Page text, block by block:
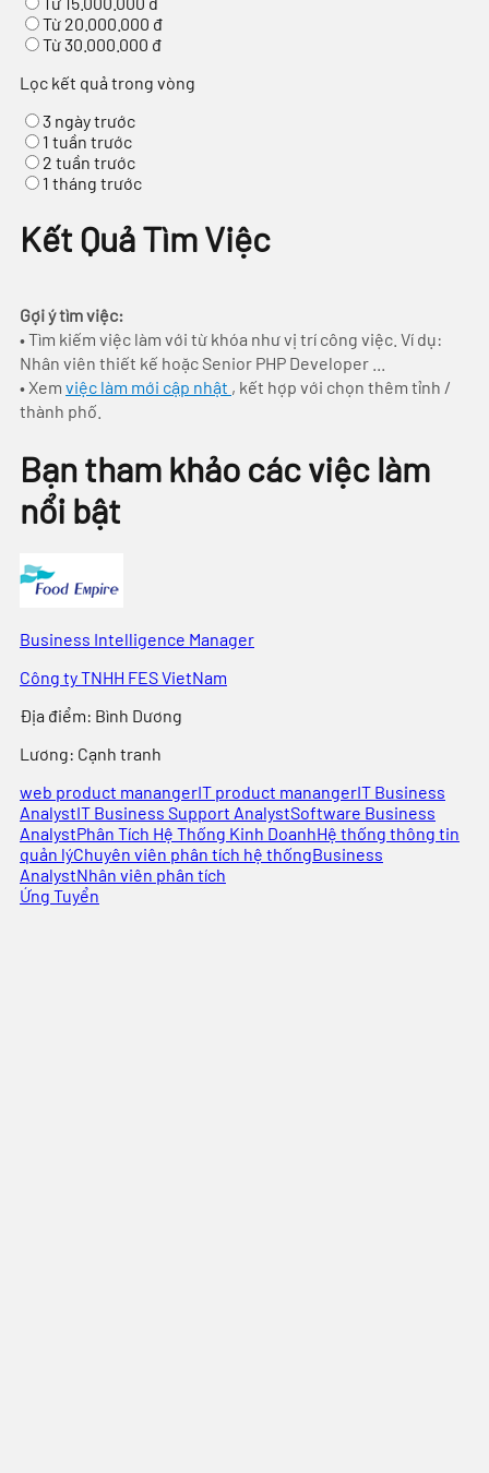
Từ 20.000.000 đ
Từ 30.000.000 đ
Lọc kết quả trong vòng
3 ngày trước
1 tuần trước
2 tuần trước
1 tháng trước
Kết Quả Tìm Việc
Gợi ý tìm việc:
• Tìm kiếm việc làm với từ khóa như vị trí công việc. Ví dụ:
Nhân viên thiết kế hoặc Senior PHP Developer ...
• Xem việc làm mới cập nhật , kết hợp với chọn thêm tỉnh /
thành phố.
Bạn tham khảo các việc làm
nổi bật
Business Intelligence Manager
Công ty TNHH FES VietNam
Địa điểm: Bình Dương
Lương: Cạnh tranh
web product manangerIT product manangerIT Business
AnalystIT Business Support AnalystSoftware Business
AnalystPhân Tích Hệ Thống Kinh DoanhHệ thống thông tin
quản lýChuyên viên phân tích hệ thốngBusiness
AnalystNhân viên phân tích
Ứng Tuyển